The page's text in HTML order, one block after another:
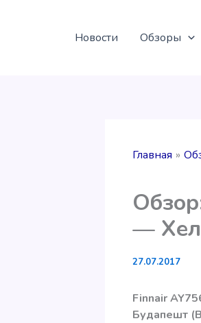
Новости Обзоры
Главная
—
27.07.2017
Finnair
Будапешт